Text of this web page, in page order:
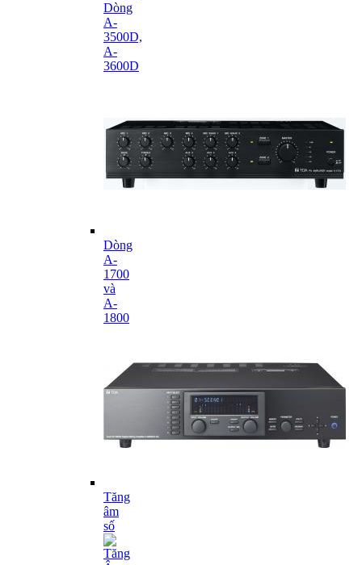
Dòng
A-
3500D,
A-
3600D
Dòng
A-
1700
và
A-
1800
Tăng
âm
số